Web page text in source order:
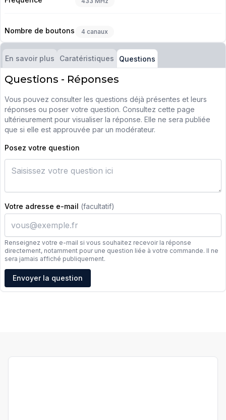
Nombre de boutons 4 canaux
En savoir plus Caratéristiques Questions
Questions - Réponses
Vous pouvez consulter les questions déjà présentes et leurs
réponses ou poser votre question. Consultez cette page
ultérieurement pour visualiser la réponse. Elle ne sera publiée
que si elle est approuvée par un modérateur.
Posez votre question
Votre adresse e-mail (facultatif)
Renseignez votre e-mail si vous souhaitez recevoir la réponse
directement, notamment pour une question liée à votre commande. Il ne
sera jamais affiché publiquement.
Adresse e-mail
Envoyer la question